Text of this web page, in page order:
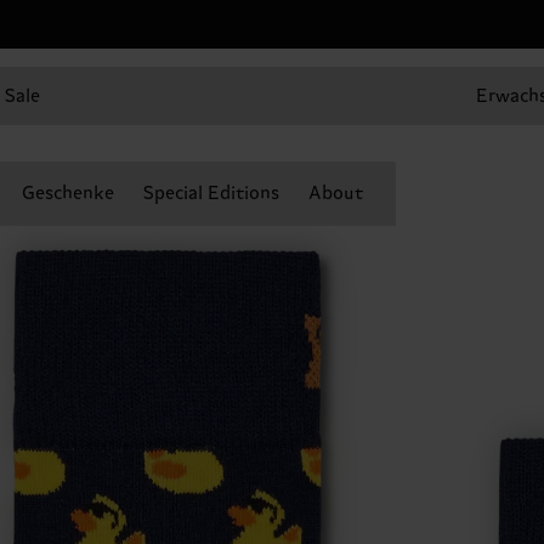
Sale
Geschenke Special Editions About